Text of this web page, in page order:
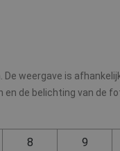
De weergave is
de belichting van de
8 9